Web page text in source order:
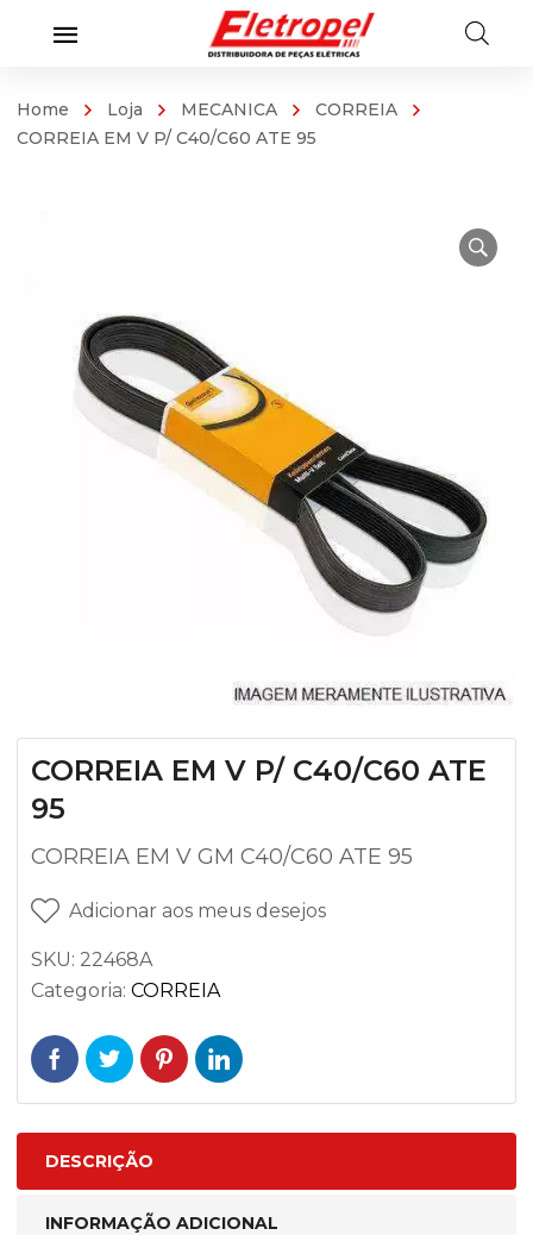
Home Loja MECANICA
CORREIA
CORREIA EM V P/ C40/C60 ATE 95
CORREIA EM V P/ C40/C60 ATE
95
CORREIA EM V GM C40/C60 ATE 95
Adicionar aos meus desejos
SKU: 22468A
Categoria: CORREIA
DESCRIÇÃO
INFORMAÇÃO ADICIONAL